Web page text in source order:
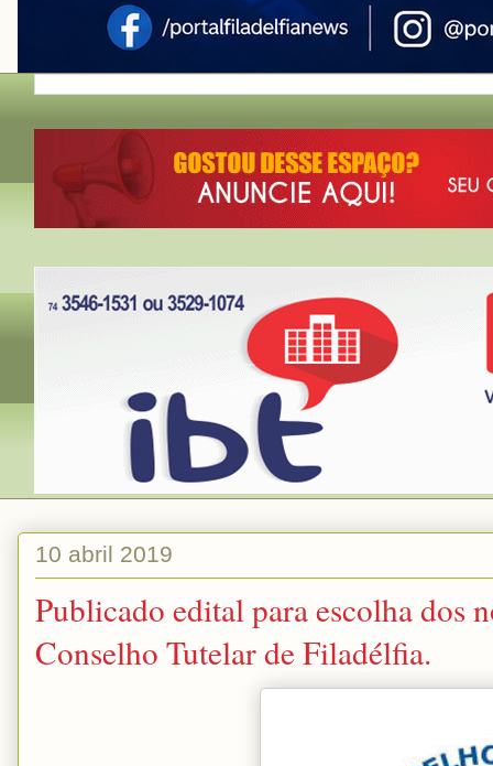
10 abril 2019
Publicado edital para escolha dos
Conselho Tutelar de Filadélfia.